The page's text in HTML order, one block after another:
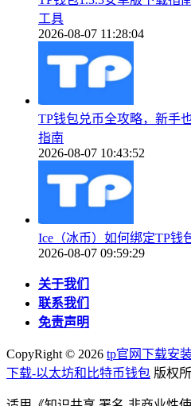
工具
2026-08-07 11:28:04
TP钱包兑币全攻略，新手
指南
2026-08-07 10:43:52
Ice（冰币）如何绑定TP钱
2026-08-07 09:59:29
关于我们
联系我们
免责声明
CopyRight © 2026 tp官网下载安
下载-以太坊和比特币钱包 版权